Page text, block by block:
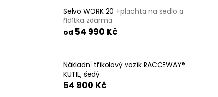
Selvo WORK 20 +plachta na sedlo a
řidítka zdarma
od 54 990 Kč
Nákladní tříkolový vozík RACCEWAY®
KUTIL, šedý
54 900 Kč